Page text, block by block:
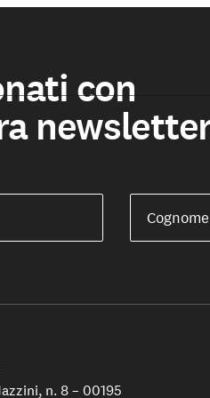
con
Cognome
n. 8 – 00195